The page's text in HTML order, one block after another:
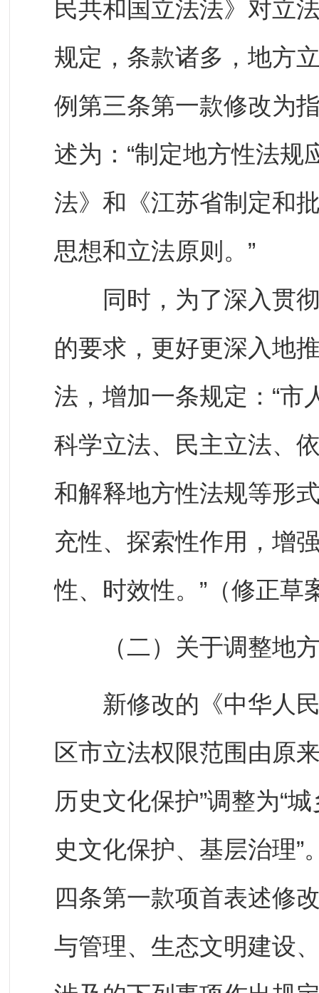
民共和国立法法》对立
规定，条款诸多，地方
例第三条第一款修改为
述为：“制定地方性法规
法》和《江苏省制定和
思想和立法原则。”
同时，为了深入贯彻
的要求，更好更深入地
法，增加一条规定：“市
科学立法、民主立法、
和解释地方性法规等形
充性、探索性作用，增
性、时效性。”（修正草
（二）关于调整地方
新修改的《中华人民
区市立法权限范围由原
历史文化保护”调整为“
史文化保护、基层治理
四条第一款项首表述修
与管理、生态文明建设